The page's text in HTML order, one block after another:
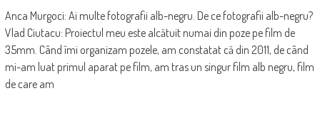
Anca Murgoci: Ai multe fotografii alb-negru. De ce fotografii alb-negru?
Vlad Ciutacu: Proiectul meu este alcătuit numai din poze pe film de
35mm. Când îmi organizam pozele, am constatat că din 2011, de când
mi-am luat primul aparat pe film, am tras un singur film alb negru, film
de care am